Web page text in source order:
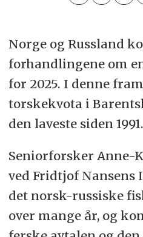
Norge og Russland
forhandlingene om
for 2025. I denne
torskekvota i
den laveste siden 1991.
Seniorforsker Anne-
ved Fridtjof
det norsk-russiske
over mange år, og